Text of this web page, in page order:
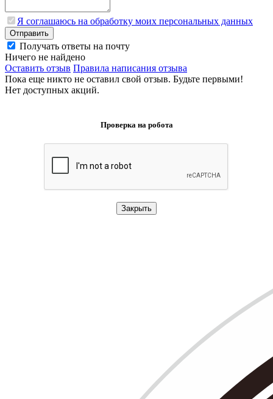
Я соглашаюсь на обработку моих персональных данных
Отправить
Получать ответы на почту
Ничего не найдено
Оставить отзыв Правила написания отзыва
Пока еще никто не оставил свой отзыв. Будьте первыми!
Нет доступных акций.
Проверка на робота
Закрыть